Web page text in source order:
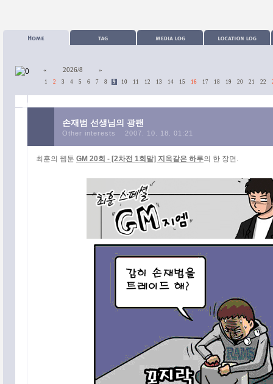
« 2026/8 »
1 2 3 4 5 6 7 8 9 10 11 12 13 14 15 16 17 18 19 20 21 22
손재범 선생님의 광팬
Other interests 2007. 10. 18. 01:21
최훈의 웹툰 GM 20회 - [2차전 1회말] 지옥같은 하루의 한 장면.
카테고리